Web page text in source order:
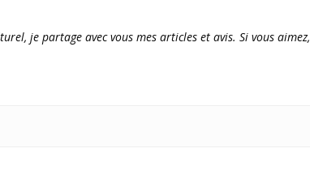
je partage avec vous mes articles et avis. Si vous aimez,